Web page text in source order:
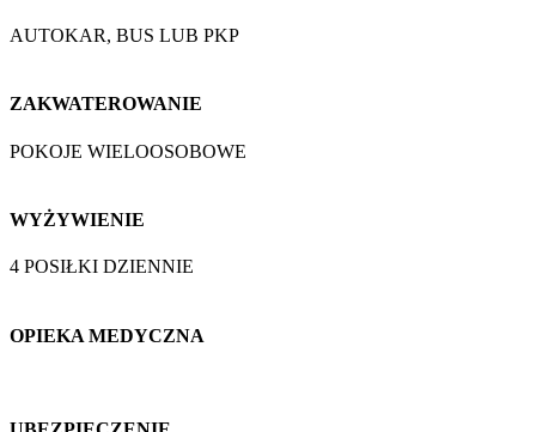
AUTOKAR, BUS LUB PKP
ZAKWATEROWANIE
POKOJE WIELOOSOBOWE
WYŻYWIENIE
4 POSIŁKI DZIENNIE
OPIEKA MEDYCZNA